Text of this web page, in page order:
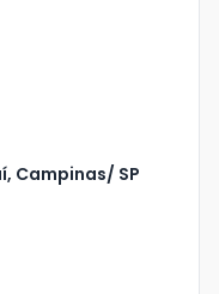
Campinas/ SP